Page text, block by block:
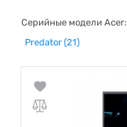
Серийные модели Acer:
Predator (21)